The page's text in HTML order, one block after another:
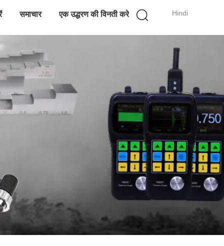
Hindi
समाचार एक उद्धरण की विनती करे